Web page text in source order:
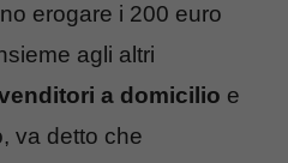
erogare i 200 euro
agli altri
a domicilio e
va detto che